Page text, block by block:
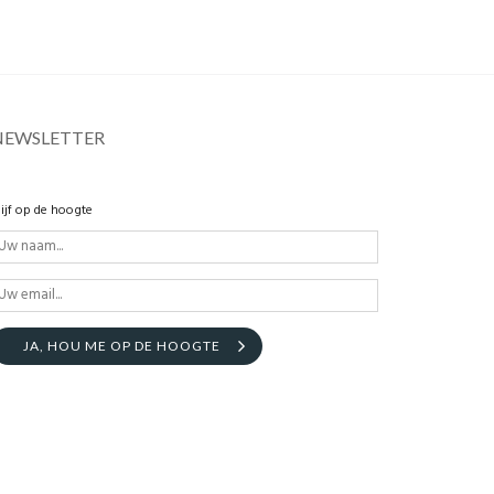
op de hoogte
JA, HOU ME OP DE HOOGTE